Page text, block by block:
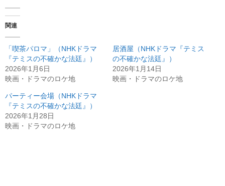
関連
「喫茶パロマ」（NHKドラマ
『テミスの不確かな法廷』）
2026年1月6日
映画・ドラマのロケ地
居酒屋（NHKドラマ『テミス
の不確かな法廷』）
2026年1月14日
映画・ドラマのロケ地
パーティー会場（NHKドラマ
『テミスの不確かな法廷』）
2026年1月28日
映画・ドラマのロケ地